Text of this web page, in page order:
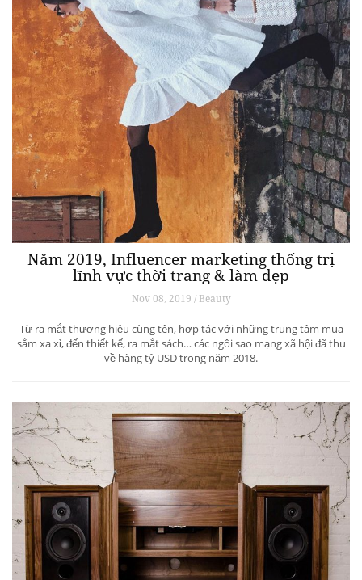
Năm 2019, Influencer marketing thống trị
lĩnh vực thời trang & làm đẹp
Nov 08, 2019 / Beauty
Từ ra mắt thương hiệu cùng tên, hợp tác với những trung tâm mua
sắm xa xỉ, đến thiết kế, ra mắt sách… các ngôi sao mạng xã hội đã thu
về hàng tỷ USD trong năm 2018.